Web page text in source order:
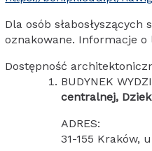
Dla osób
oznakowane. Informacje
Dostępność
BUDYNEK
centralnej,
ADRES:
31-155 Kraków,